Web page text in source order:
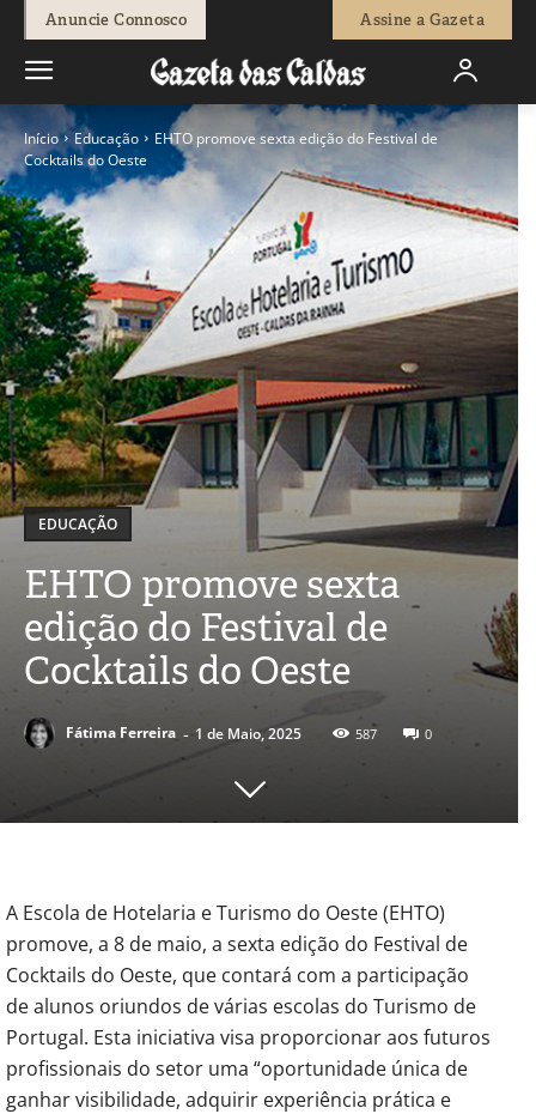
Anuncie Connosco Assine a Gazeta
Início Educação
EHTO promove sexta edição do Festival de
Cocktails do Oeste
EDUCAÇÃO
EHTO promove sexta
edição do Festival de
Cocktails do Oeste
Fátima Ferreira - 1 de Maio, 2025 587 0
A Escola de Hotelaria e Turismo do Oeste (EHTO)
promove, a 8 de maio, a sexta edição do Festival de
Cocktails do Oeste, que contará com a participação
de alunos oriundos de várias escolas do Turismo de
Portugal. Esta iniciativa visa proporcionar aos futuros
profissionais do setor uma “oportunidade única de
ganhar visibilidade, adquirir experiência prática e